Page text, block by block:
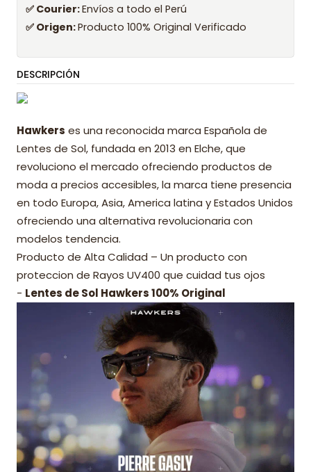
✅ Courier:Envíos a todo el Perú
✅ Origen:Producto 100% Original Verificado
DESCRIPCIÓN
Hawkers es una reconocida marca Española de
Lentes de Sol, fundada en 2013 en Elche, que
revoluciono el mercado ofreciendo productos de
moda a precios accesibles, la marca tiene presencia
en todo Europa, Asia, America latina y Estados Unidos
ofreciendo una alternativa revolucionaria con
modelos tendencia.
Producto de Alta Calidad – Un producto con
proteccion de Rayos UV400 que cuidad tus ojos
- Lentes de Sol Hawkers 100% Original